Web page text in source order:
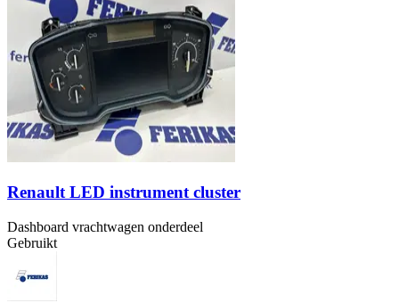
Renault LED instrument cluster
Dashboard vrachtwagen onderdeel
Gebruikt